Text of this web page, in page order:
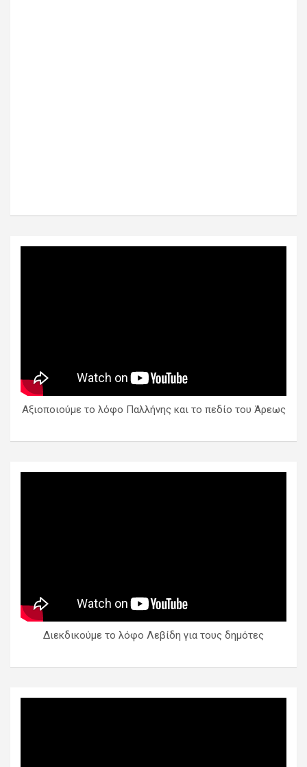
Αξιοποιούμε το λόφο Παλλήνης και το πεδίο του Άρεως
Διεκδικούμε το λόφο Λεβίδη για τους δημότες